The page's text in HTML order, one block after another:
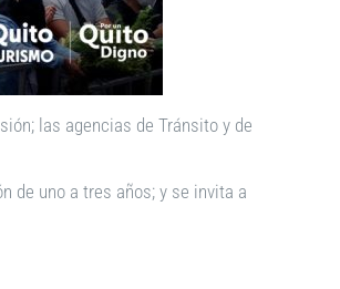
las agencias de Tránsito y de
de uno a tres años; y se invita a